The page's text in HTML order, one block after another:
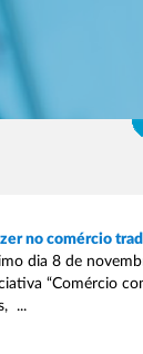
no comércio
dia 8 de
“Comércio
...